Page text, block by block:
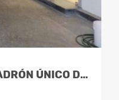
ALQUILA GALPÓN Y OFICINAS - PADRÓN ÚNICO DE 494 M2 - BRAZO ORIENTAL